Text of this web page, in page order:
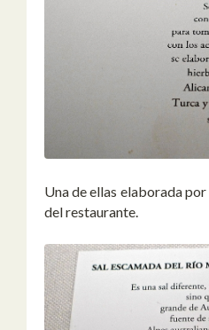
Una de ellas elaborada
del restaurante.